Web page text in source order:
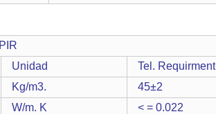
Unidad
Tel. Requirment
Kg/m3.
45±2
W/m. K
< = 0.022